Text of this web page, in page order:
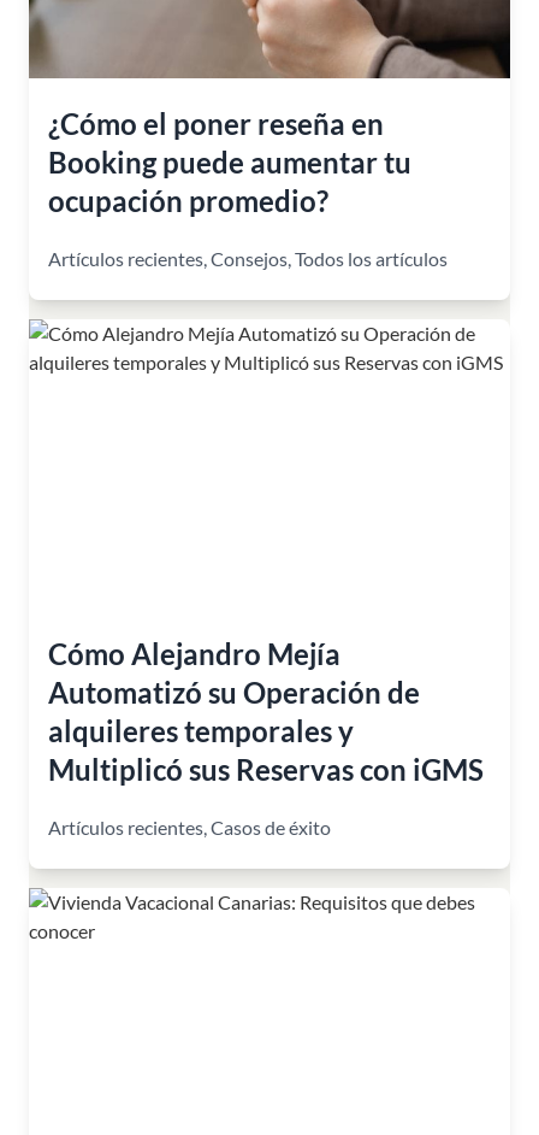
¿Cómo el poner reseña en
Booking puede aumentar tu
ocupación promedio?
Artículos recientes,Consejos,Todos los artículos
Cómo Alejandro Mejía
Automatizó su Operación de
alquileres temporales y
Multiplicó sus Reservas con iGMS
Artículos recientes,Casos de éxito